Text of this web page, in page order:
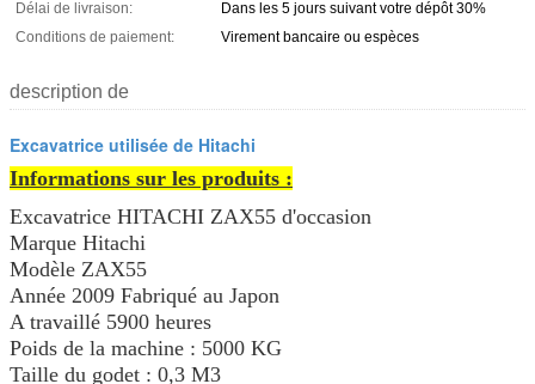
Délai de livraison:
Dans les 5 jours suivant votre dépôt 30%
Conditions de paiement:
Virement bancaire ou espèces
description de
Excavatrice utilisée de Hitachi
Informations sur les produits :
Excavatrice HITACHI ZAX55 d'occasion
Marque Hitachi
Modèle ZAX55
Année 2009 Fabriqué au Japon
A travaillé 5900 heures
Poids de la machine : 5000 KG
Taille du godet : 0,3 M3